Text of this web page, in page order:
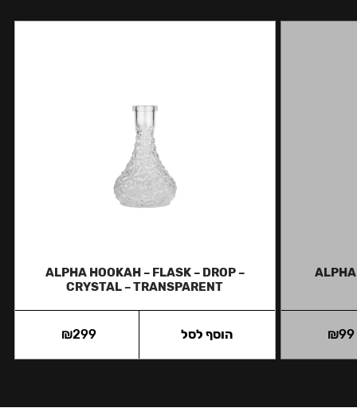
ALPHA
₪99
ALPHA HOOKAH – FLASK – DROP –
CRYSTAL – TRANSPARENT
₪299 הוסף לסל